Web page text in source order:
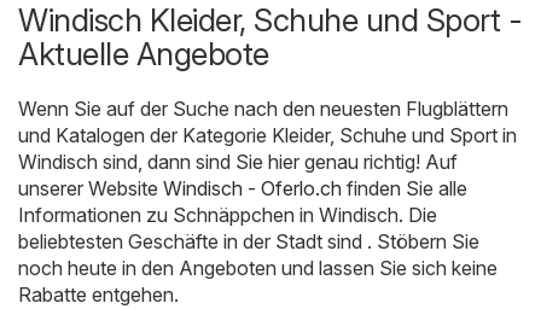
Windisch Kleider, Schuhe und Sport -
Aktuelle Angebote
Wenn Sie auf der Suche nach den neuesten Flugblättern
und Katalogen der Kategorie Kleider, Schuhe und Sport in
Windisch sind, dann sind Sie hier genau richtig! Auf
unserer Website Windisch - Oferlo.ch finden Sie alle
Informationen zu Schnäppchen in Windisch. Die
beliebtesten Geschäfte in der Stadt sind . Stöbern Sie
noch heute in den Angeboten und lassen Sie sich keine
Rabatte entgehen.